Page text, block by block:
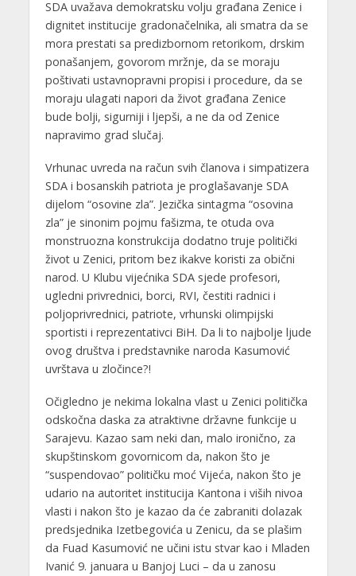
SDA uvažava demokratsku volju građana Zenice i
dignitet institucije gradonačelnika, ali smatra da se
mora prestati sa predizbornom retorikom, drskim
ponašanjem, govorom mržnje, da se moraju
poštivati ustavnopravni propisi i procedure, da se
moraju ulagati napori da život građana Zenice
bude bolji, sigurniji i ljepši, a ne da od Zenice
napravimo grad slučaj.
Vrhunac uvreda na račun svih članova i simpatizera
SDA i bosanskih patriota je proglašavanje SDA
dijelom “osovine zla”. Jezička sintagma “osovina
zla” je sinonim pojmu fašizma, te otuda ova
monstruozna konstrukcija dodatno truje politički
život u Zenici, pritom bez ikakve koristi za obični
narod. U Klubu vijećnika SDA sjede profesori,
ugledni privrednici, borci, RVI, čestiti radnici i
poljoprivrednici, patriote, vrhunski olimpijski
sportisti i reprezentativci BiH. Da li to najbolje ljude
ovog društva i predstavnike naroda Kasumović
uvrštava u zločince?!
Očigledno je nekima lokalna vlast u Zenici politička
odskočna daska za atraktivne državne funkcije u
Sarajevu. Kazao sam neki dan, malo ironično, za
skupštinskom govornicom da, nakon što je
“suspendovao” političku moć Vijeća, nakon što je
udario na autoritet institucija Kantona i viših nivoa
vlasti i nakon što je kazao da će zabraniti dolazak
predsjednika Izetbegovića u Zenicu, da se plašim
da Fuad Kasumović ne učini istu stvar kao i Mladen
Ivanić 9. januara u Banjoj Luci – da u zanosu